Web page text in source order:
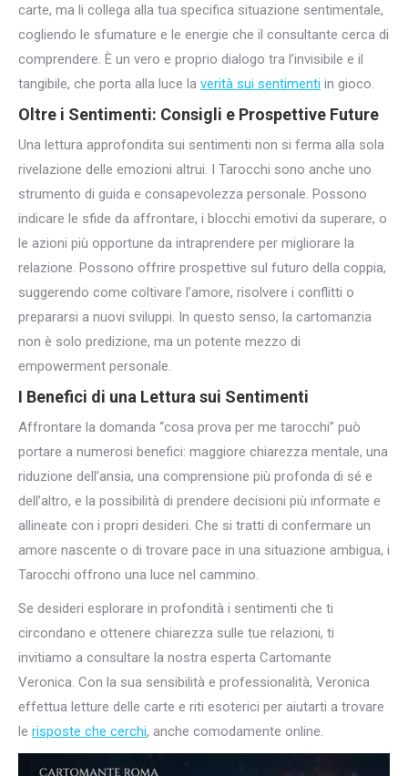
carte, ma li collega alla tua specifica situazione sentimentale,
cogliendo le sfumature e le energie che il consultante cerca di
comprendere. È un vero e proprio dialogo tra l’invisibile e il
tangibile, che porta alla luce la verità sui sentimenti in gioco.
Oltre i Sentimenti: Consigli e Prospettive Future
Una lettura approfondita sui sentimenti non si ferma alla sola
rivelazione delle emozioni altrui. I Tarocchi sono anche uno
strumento di guida e consapevolezza personale. Possono
indicare le sfide da affrontare, i blocchi emotivi da superare, o
le azioni più opportune da intraprendere per migliorare la
relazione. Possono offrire prospettive sul futuro della coppia,
suggerendo come coltivare l’amore, risolvere i conflitti o
prepararsi a nuovi sviluppi. In questo senso, la cartomanzia
non è solo predizione, ma un potente mezzo di
empowerment personale.
I Benefici di una Lettura sui Sentimenti
Affrontare la domanda “cosa prova per me tarocchi” può
portare a numerosi benefici: maggiore chiarezza mentale, una
riduzione dell’ansia, una comprensione più profonda di sé e
dell’altro, e la possibilità di prendere decisioni più informate e
allineate con i propri desideri. Che si tratti di confermare un
amore nascente o di trovare pace in una situazione ambigua, i
Tarocchi offrono una luce nel cammino.
Se desideri esplorare in profondità i sentimenti che ti
circondano e ottenere chiarezza sulle tue relazioni, ti
invitiamo a consultare la nostra esperta Cartomante
Veronica. Con la sua sensibilità e professionalità, Veronica
effettua letture delle carte e riti esoterici per aiutarti a trovare
le risposte che cerchi, anche comodamente online.